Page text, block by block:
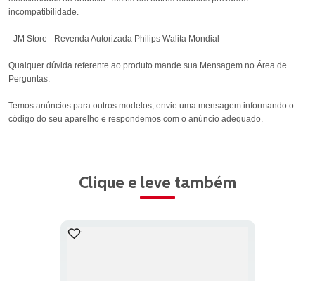
incompatibilidade.
- JM Store - Revenda Autorizada Philips Walita Mondial
Qualquer dúvida referente ao produto mande sua Mensagem no Área de
Perguntas.
Temos anúncios para outros modelos, envie uma mensagem informando o
código do seu aparelho e respondemos com o anúncio adequado.
Clique e leve também